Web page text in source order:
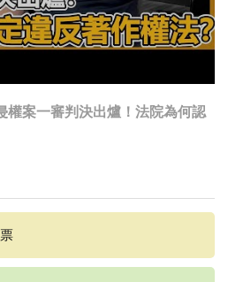
權案一審判決出爐！法院為何認